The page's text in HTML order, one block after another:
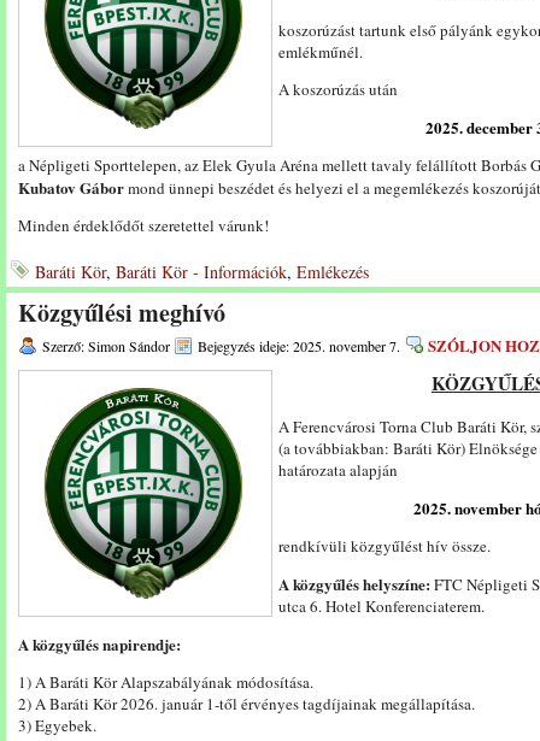
koszorúzást tartunk első pályánk
emlékműnél.
A koszorúzás után
2025.
a Népligeti Sporttelepen, az Elek Gyula Aréna mellett tavaly felállított Borbás
Kubatov Gábormond ünnepi beszédet és helyezi el a megemlékezés
Minden érdeklődőt szeretettel várunk!
Baráti Kör, Baráti Kör - Információk, Emlékezés
Közgyűlési meghívó
Szerző: Simon Sándor Bejegyzés ideje: 2025. november 7. SZÓLJON
A Ferencvárosi Torna Club Baráti Kör,
(a továbbiakban: Baráti Kör)
határozata alapján
2025. november
rendkívüli közgyűlést hív össze.
A közgyűlés helyszíne: FTC Népligeti
utca 6. Hotel Konferenciaterem.
A közgyűlés napirendje:
1) A Baráti Kör Alapszabályának módosítása.
2) A Baráti Kör 2026. január 1-től érvényes tagdíjainak megállapítása.
3) Egyebek.